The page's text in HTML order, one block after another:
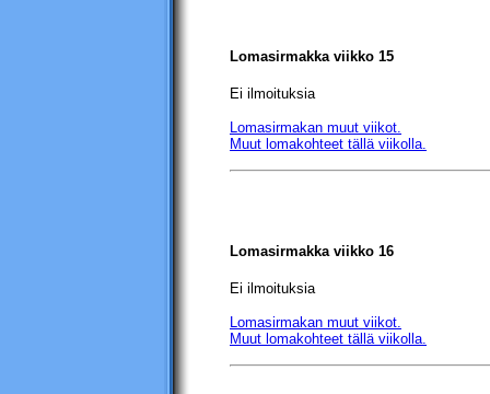
Lomasirmakka viikko 15
Ei ilmoituksia
Lomasirmakan muut viikot.
Muut lomakohteet tällä viikolla.
Lomasirmakka viikko 16
Ei ilmoituksia
Lomasirmakan muut viikot.
Muut lomakohteet tällä viikolla.